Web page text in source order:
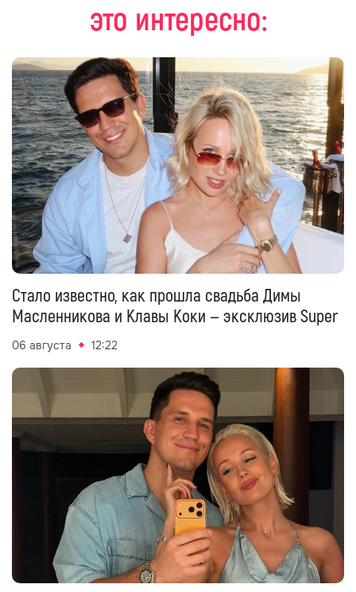
это интересно:
Стало известно, как прошла свадьба Димы
Масленникова и Клавы Коки — эксклюзив Super
06 августа 12:22